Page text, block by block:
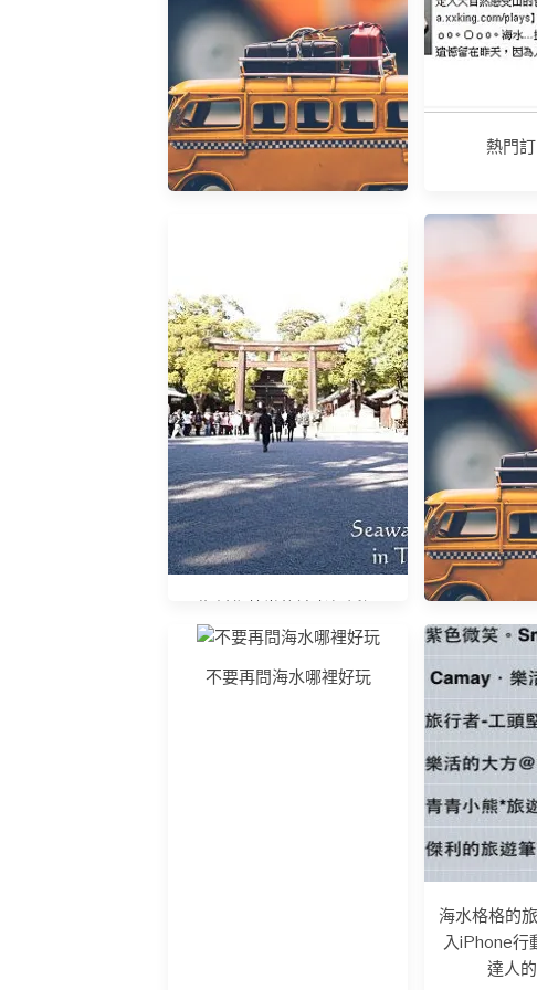
yahoo部落格即將走入歷史
熱門
如何
不要再問海水哪裡好玩
海水格格的
入iPhone行
達人